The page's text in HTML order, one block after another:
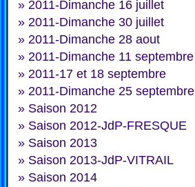
» 2011-Dimanche 16 juillet
» 2011-Dimanche 30 juillet
» 2011-Dimanche 28 aout
» 2011-Dimanche 11 septembre
» 2011-17 et 18 septembre
» 2011-Dimanche 25 septembre
» Saison 2012
» Saison 2012-JdP-FRESQUE
» Saison 2013
» Saison 2013-JdP-VITRAIL
» Saison 2014